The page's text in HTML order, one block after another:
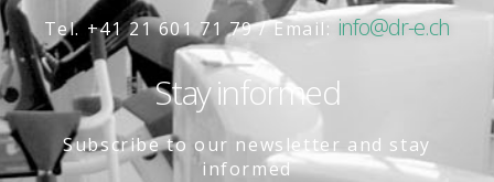
Tel. +41 21 601 71 79 / Email: info@dr-e.ch
Stay informed
Subscribe to our newsletter and stay
informed